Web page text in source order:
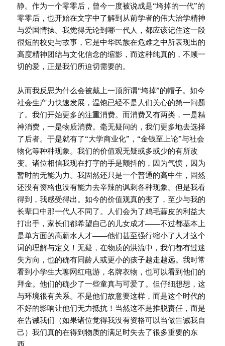
静。作为一个零零后，曾今一度被说成是“垮掉的一代”的
零零后，也开始在文字中了解到从前学者的伟大治学精神
与爱国情操。我觉得无论到哪一代人，都应该记住这一段
很短的校史与故事，它是中华民族在危难之中所表现出的
高度精神团结与文化信念的缩影，而这种纯真的，不顾一
切的爱，正是我们所迫切需要的。
从而我反思为什么会被戴上一顶所谓“垮掉”的帽子。如今
社会生产力快速发展，温饱已经不是人们关心的第一问题
了。我们开始更多的注重消费。而消费又有两类，一是精
神消费，一是物质消费。毫无疑问的，我们更多地去选择
了后者。于是就有了“大学商业化”，“金钱至上论”与社会
物化等种种现象。我们的价值观无疑或多或少的有所改
变。诸位相信我现在打字的手是颤抖的，因为气愤，因为
暂时的无能为力。我固然还只是一个普通的高中生，固然
还没有资格也没有能力去辛辣的讽刺各种现象。但是我看
得到，我感受得出。如今的价值观真的变了，至少与我的
长辈口中那一代人不同了。人们会为了鸡毛蒜皮的利益大
打出手，家长们都希望自己的儿女成才——不过都基本上
是单方面的高薪水人才——他们甚至强行缩小了人才这个
词的理解与定义！无疑，在物质的洪流中，我们都有过迷
失方向，也的确有同龄人或更小的孩子越走越远。我时常
看到小学生大聊网红电游，名牌衣物，也可以看到他们的
拜金。他们的确少了一些童真与可爱了。但仔细想想，这
与环境很有关系。不是他们故意要这样，而是这个时代的
不好的影响让他们无力抵抗！当然这不是推脱责任，而是
在告诫我们（如果诸位觉得我没有资格可以当做告诫我自
己）我们真的在得到物质的满足时失去了很多重要的东